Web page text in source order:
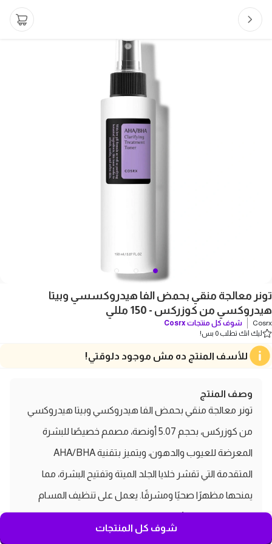
تونر معالجة منقي بحمض الفا هيدروكسسي وبيتا
هيدروكسي من كوزركس - 150 مللي
Cosrx شوف كل منتجات Cosrx
ليك انك تطلب 0 بس!
للأسف المنتج ده مش موجود دلوقتي!
وصف المنتج
تونر معالجة منقي بحمض الفا هيدروكسي وبيتا هيدروكسي
من كوزركس، بحجم 5.07 أونصة، مصمم خصيصًا للبشرة
المعرضة للعيوب والدهون، ويتميز بتقنية AHA/BHA
المتقدمة التي تقشر خلايا الجلد الميتة وتفتيح البشرة، مما
يمنحها مظهرًا صحيًا ومشرقًا. يعمل على تنظيف المسام
شوف كل المنتجات